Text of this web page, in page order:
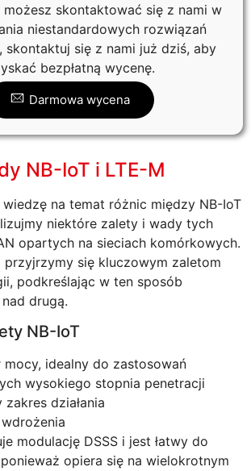
skontaktować się z nami w
niestandardowych rozwiązań
skontaktuj się z nami już dziś, aby
bezpłatną wycenę.
Darmowa wycena
NB-IoT i LTE-M
na temat różnic między NB-IoT
niektóre zalety i wady tych
opartych na sieciach komórkowych.
przyjrzymy się kluczowym zaletom
podkreślając w ten sposób
drugą.
NB-IoT
idealny do zastosowań
wysokiego stopnia penetracji
działania
modulację DSSS i jest łatwy do
opiera się na wielokrotnym